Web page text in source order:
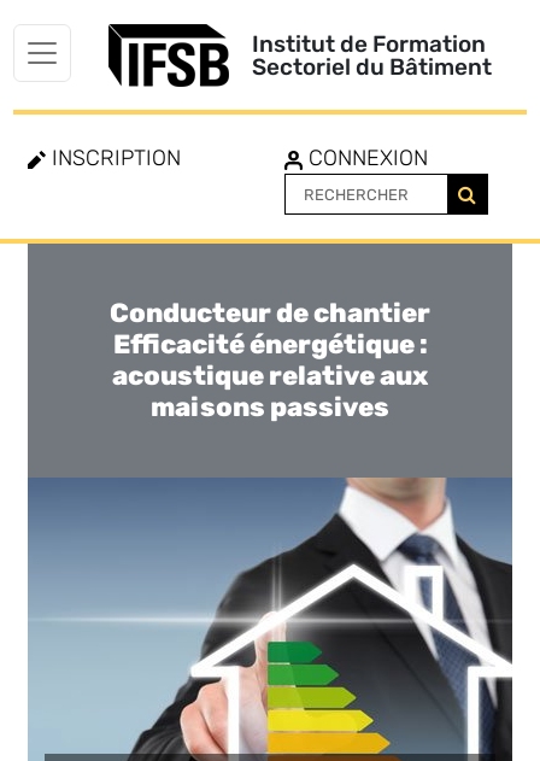
Institut de Formation
Sectoriel du Bâtiment
INSCRIPTION CONNEXION
Toggle
navigation
Conducteur de chantier
Efficacité énergétique :
acoustique relative aux
maisons passives